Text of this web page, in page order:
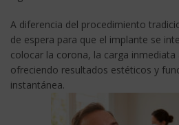
A diferencia del procedimiento
de espera para que el implante se
colocar la corona, la carga inmediata
ofreciendo resultados estéticos y
instantánea.